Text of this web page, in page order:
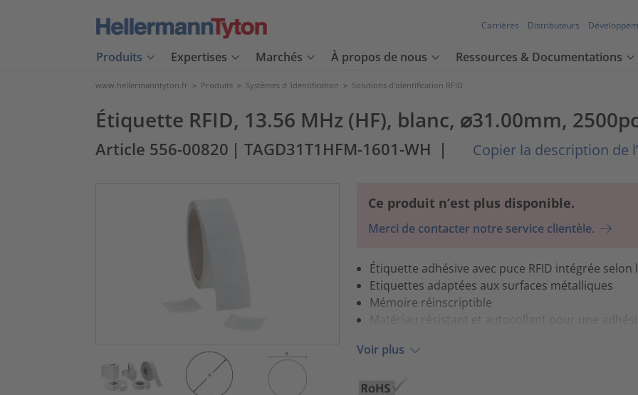
Carrières Distributeurs
Produits Expertises Marchés À propos de nous Ressources & Documentations
www.hellermanntyton.fr > Produits > Systèmes d 'identification > Solutions d'identification RFID
Étiquette RFID, 13.56 MHz (HF), blanc, ⌀31.00mm,
Article 556-00820 | TAGD31T1HFM-1601-WH | Copier la description de
Ce produit n’est plus disponible.
Merci de contacter notre service clientèle.
Étiquette adhésive avec puce RFID intégrée
Etiquettes adaptées aux surfaces métalliques
Mémoire réinscriptible
Matériau résistant et autocollant pour une
Voir plus